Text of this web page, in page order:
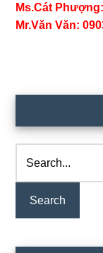
Ms.Cát
Mr.Văn Văn:
Sidebar